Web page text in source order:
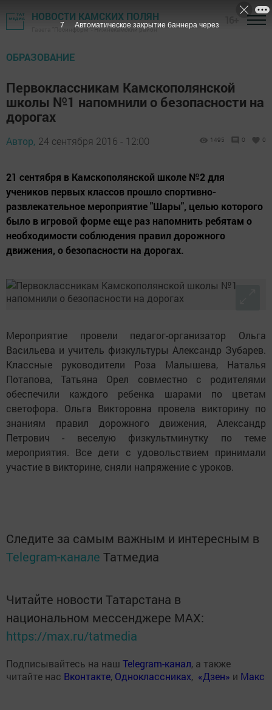
НОВОСТИ КАМСКИХ ПОЛЯН
Газета "Посинформ" - Нижнекамский район
ОБРАЗОВАНИЕ
Первоклассникам Камскополянской
школы №1 напомнили о безопасности на
дорогах
Автор, 24 сентября 2016 - 12:00 1495 0 0
21 сентября в Камскополянской школе №2 для
учеников первых классов прошло спортивно-
развлекательное мероприятие "Шары", целью которого
было в игровой форме еще раз напомнить ребятам о
необходимости соблюдения правил дорожного
движения, о безопасности на дорогах.
Мероприятие провели педагог-организатор Ольга
Васильева и учитель физкультуры Александр Зубарев.
Классные руководители Роза Малышева, Наталья
Потапова, Татьяна Орел совместно с родителями
обеспечили каждого ребенка шарами по цветам
светофора. Ольга Викторовна провела викторину по
знаниям правил дорожного движения, Александр
Петрович - веселую физкультминутку по теме
мероприятия. Все дети с удовольствием принимали
участие в викторине, сняли напряжение с уроков.
Следите за самым важным и интересным в
Telegram-канале Татмедиа
Читайте новости Татарстана в
национальном мессенджере MАХ:
https://max.ru/tatmedia
Подписывайтесь на наш Telegram-канал, а также
читайте нас Вконтакте, Одноклассниках, «Дзен» и Макс
6 Автоматическое закрытие баннера через